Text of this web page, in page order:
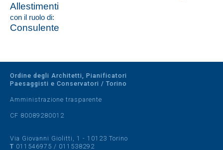
Allestimenti
con il ruolo di:
Consulente
Ordine degli Architetti, Pianificatori
Paesaggisti e Conservatori / Torino
Amministrazione trasparente
CF 80089280012
Via Giovanni Giolitti, 1 - 10123 Torino
T 011546975 / 011538292